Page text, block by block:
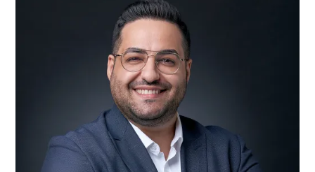
Liegenschaftenbuchhaltung
Marketing & Kommunikation
Personal
Research & Marktanalyse
Vermarktung